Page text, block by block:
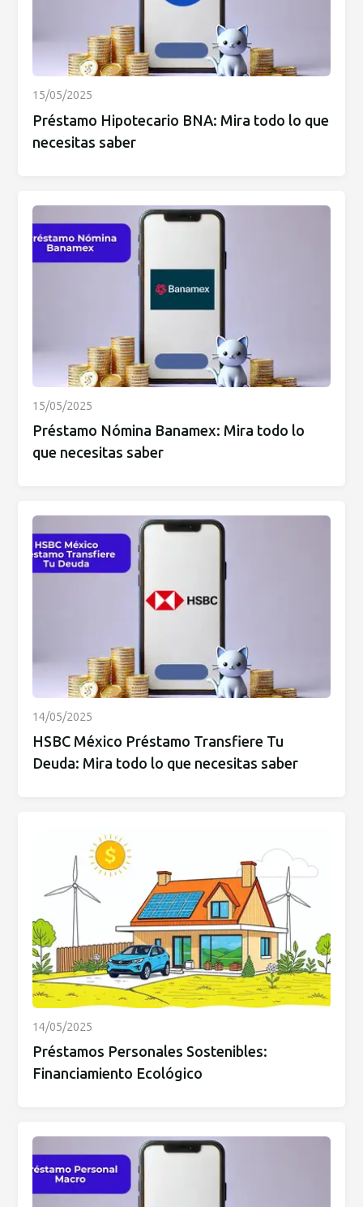
15/05/2025
Préstamo Hipotecario BNA: Mira todo lo que
necesitas saber
15/05/2025
Préstamo Nómina Banamex: Mira todo lo
que necesitas saber
14/05/2025
HSBC México Préstamo Transfiere Tu
Deuda: Mira todo lo que necesitas saber
14/05/2025
Préstamos Personales Sostenibles:
Financiamiento Ecológico